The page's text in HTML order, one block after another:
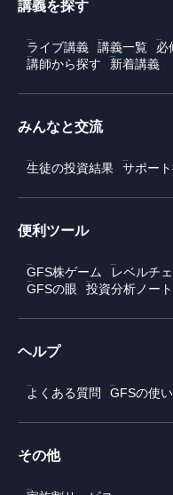
講義を探す
ライブ講義 講義一覧 必
講師から探す
新着講義
みんなと交流
生徒の投資結果 サポー
便利ツール
GFS株ゲーム レベルチ
GFSの眼
投資分析ノート
ヘルプ
よくある質問 GFSの使
その他